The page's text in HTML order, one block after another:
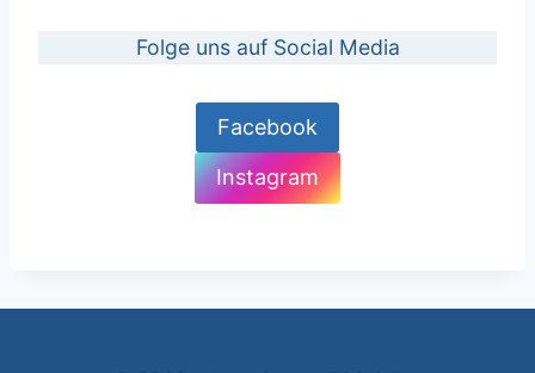
Folge uns auf Social Media
Facebook
Instagram